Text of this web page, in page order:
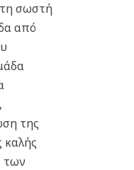
τη σωστή
από
της
καλής
των